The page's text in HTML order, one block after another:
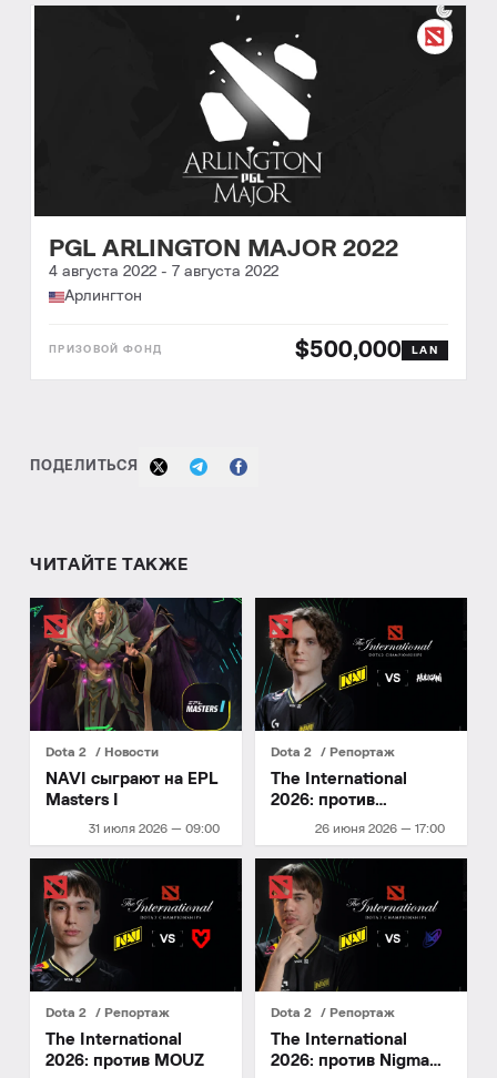
PGL ARLINGTON MAJOR 2022
4 августа 2022 - 7 августа 2022
Арлингтон
$500,000 LAN
ПОДЕЛИТЬСЯ
ЧИТАЙТЕ ТАКЖЕ
Dota 2 Новости
31 июля 2026 — 09:00
NAVI сыграют на EPL
Masters I
Dota 2 Репортаж
26 июня 2026 — 17:00
The International
2026: против
HULIGANI
Dota 2 Репортаж
The International
2026: против MOUZ
Dota 2 Репортаж
The International
2026: против Nigma